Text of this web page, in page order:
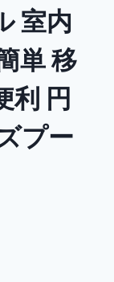
室内
単 移
利 円
プー